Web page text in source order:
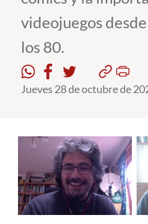
Admisión
Pregrado
Postgrado
Formación Continua
Académicos
Funcionarios
Alumni
videojuegos
los 80.
Jueves 28 de octubre de